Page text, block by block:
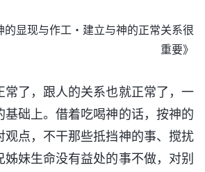
现与作工・建立与神的正常关系很
重要》
常了，跟人的关系也就正常了，一
基础上。借着吃喝神的话，按神的
观点，不干那些抵挡神的事、搅扰
姊妹生命没有益处的事不做，对别